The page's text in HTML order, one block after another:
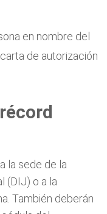
en nombre del
de autorización
la sede de la
(DIJ) o a la
También deberán